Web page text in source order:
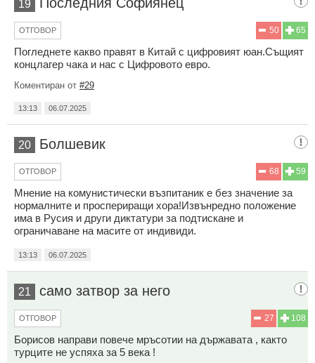
19
65
50
ОТГОВОР
Погледнете какво правят в Китай с цифровият юан.Същият
концлагер чака и нас с Цифровото евро.
Коментиран от #29
13:13 06.07.2025
20 Болшевик
59
68
ОТГОВОР
Мнение на комунистически възпитаник е без значение за
нормалните и проспериращи хора!Извънредно положение
има в Русия и други диктатури за подтискане и
ограничаване на масите от индивиди.
13:13 06.07.2025
21 само затвор за него
108
27
ОТГОВОР
Борисов направи повече мръсотии на държавата , както
турците не успяха за 5 века !